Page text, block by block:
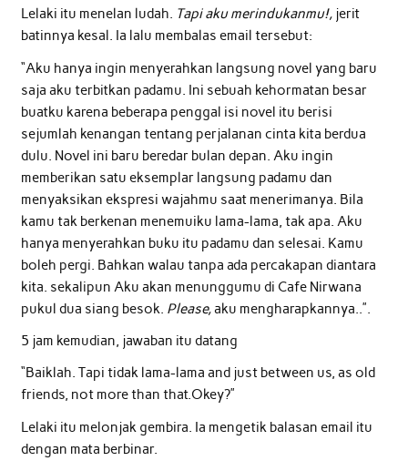
Lelaki itu menelan ludah. Tapi aku merindukanmu!,jerit
batinnya kesal. Ia lalu membalas email tersebut:
“Aku hanya ingin menyerahkan langsung novel yang baru
saja aku terbitkan padamu. Ini sebuah kehormatan besar
buatku karena beberapa penggal isi novel itu berisi
sejumlah kenangan tentang perjalanan cinta kita berdua
dulu. Novel ini baru beredar bulan depan. Aku ingin
memberikan satu eksemplar langsung padamu dan
menyaksikan ekspresi wajahmu saat menerimanya. Bila
kamu tak berkenan menemuiku lama-lama, tak apa. Aku
hanya menyerahkan buku itu padamu dan selesai. Kamu
boleh pergi. Bahkan walau tanpa ada percakapan diantara
kita. sekalipun Aku akan menunggumu di Cafe Nirwana
pukul dua siang besok. Please,aku mengharapkannya..”.
5 jam kemudian, jawaban itu datang
“Baiklah. Tapi tidak lama-lama and just between us, as old
friends, not more than that.Okey?”
Lelaki itu melonjak gembira. Ia mengetik balasan email itu
dengan mata berbinar.